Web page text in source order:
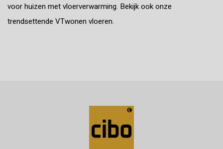
voor huizen met vloerverwarming. Bekijk ook onze
trendsettende VTwonen vloeren.